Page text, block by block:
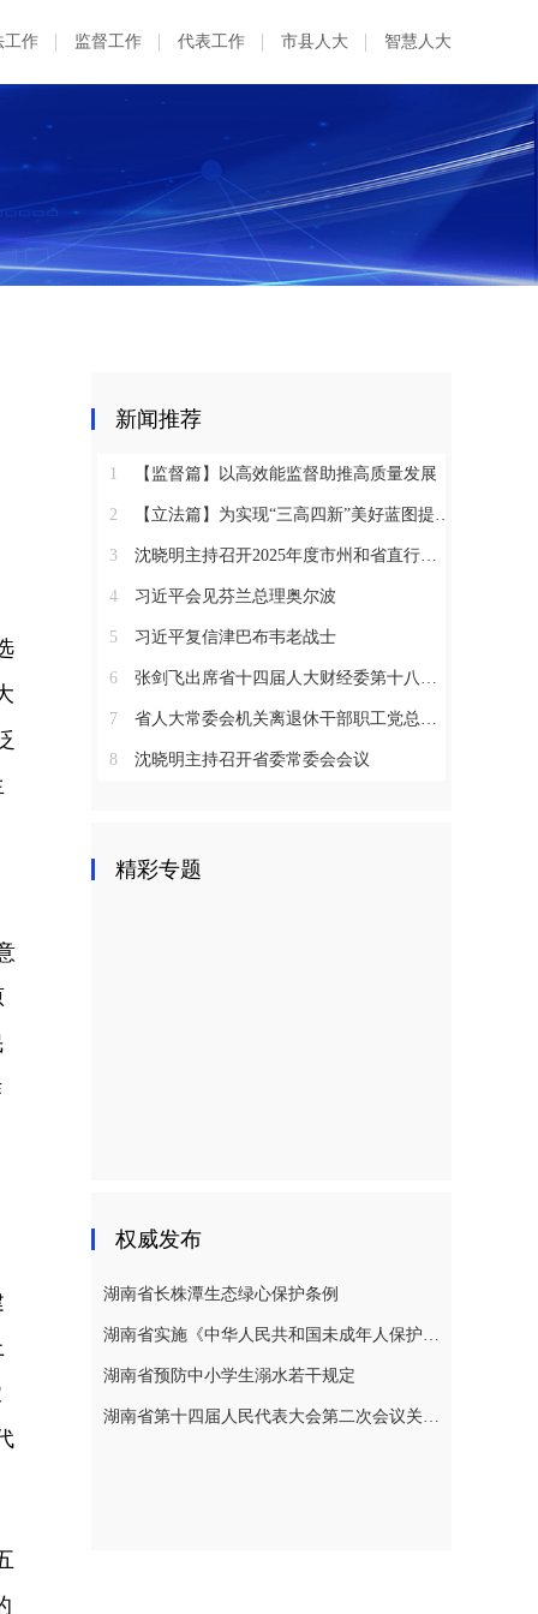
工作 监督工作 代表工作 市县人大 智慧人大
新闻推荐
1 【监督篇】以高效能监督助推高质量发展
2 【立法篇】为实现“三高四新”美好蓝图提供坚实法治保障
3 沈晓明主持召开2025年度市州和省直行业系统党（工）委书记抓基层党建工作述职评议会议
4 习近平会见芬兰总理奥尔波
5 习近平复信津巴布韦老战士
6 张剑飞出席省十四届人大财经委第十八次全体会议
7 省人大常委会机关离退休干部职工党总支召开2025年度总结表彰大会
8 沈晓明主持召开省委常委会会议
精彩专题
权威发布
湖南省长株潭生态绿心保护条例
湖南省实施《中华人民共和国未成年人保护法》若干规定
湖南省预防中小学生溺水若干规定
湖南省第十四届人民代表大会第二次会议关于湖南省人民代表大会常务委员会工作报告的决议